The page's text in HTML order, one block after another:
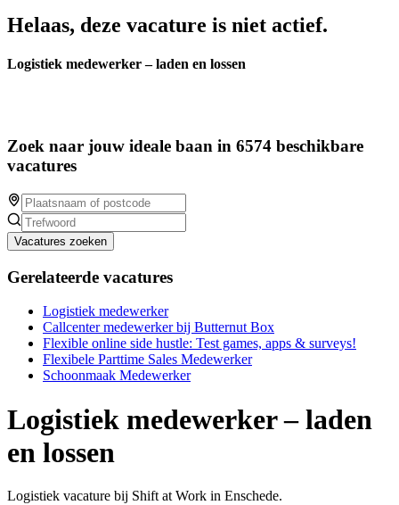
Helaas, deze vacature is niet actief.
Logistiek medewerker – laden en lossen
Zoek naar jouw ideale baan in 6574 beschikbare
vacatures
Vacatures zoeken
Gerelateerde vacatures
Logistiek medewerker
Callcenter medewerker bij Butternut Box
Flexible online side hustle: Test games, apps & surveys!
Flexibele Parttime Sales Medewerker
Schoonmaak Medewerker
Logistiek medewerker – laden
en lossen
Logistiek vacature bij Shift at Work in Enschede.